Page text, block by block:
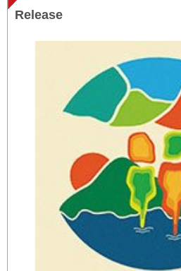
Release